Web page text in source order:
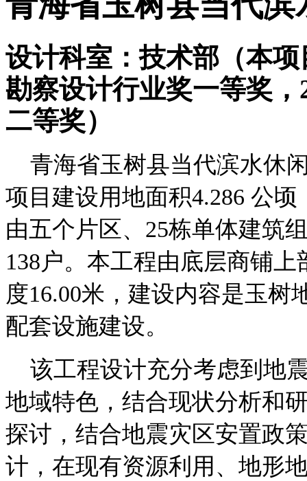
设计科室：技术部 （本
勘察设计行业奖一等奖
二等奖）
青海省玉树县当代滨水休
项目建设用地面积4.286 公顷
由五个片区、 25栋单体建筑
138户。本工程由底层商铺
度16.00米，建设内容是玉树
配套设施建设。
该工程设计充分考虑到地
地域特色，结合现状分析和
探讨，结合地震灾区安置政
计，在现有资源利用、地形